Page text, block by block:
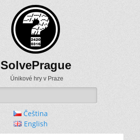
SolvePrague
Únikové hry v Praze
Čeština
English